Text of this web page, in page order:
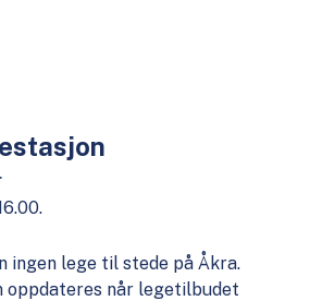
ingen lege til stede på Åkra.
oppdateres når legetilbudet